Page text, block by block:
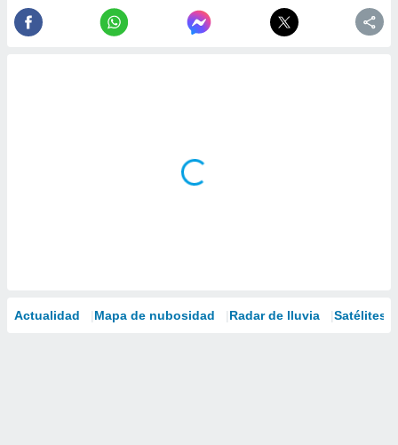
Actualidad Mapa de nubosidad Radar de lluvia Satélites